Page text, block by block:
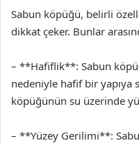
Sabun köpüğü, belirli
dikkat çeker. Bunlar
– **Hafiflik**: Sabun
nedeniyle hafif bir yapıya
köpüğünün su üzerinde
– **Yüzey Gerilimi**: